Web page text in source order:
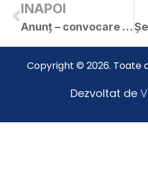
INAPOI
Anunț – convocare ședință de îndată – C.L. Curtici
Copyright © 2026. Toate
Dezvoltat de